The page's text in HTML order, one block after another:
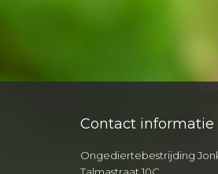
Contact informatie
Ongediertebestrijding